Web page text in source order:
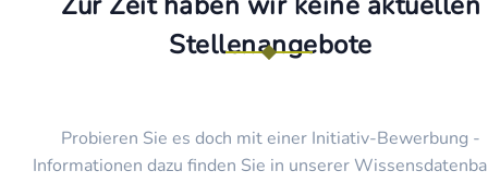
Stellenangebote
Probieren Sie es doch mit einer Initiativ-Bewerbung -
Informationen dazu finden Sie in unserer